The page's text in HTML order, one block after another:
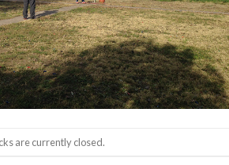
are currently closed.